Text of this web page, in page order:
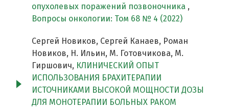
опухолевых поражений позвоночника ,
Вопросы онкологии: Том 68 № 4 (2022)
Сергей Новиков, Сергей Канаев, Роман
Новиков, Н. Ильин, М. Готовчикова, М.
Гиршович, КЛИНИЧЕСКИЙ ОПЫТ
ИСПОЛЬЗОВАНИЯ БРАХИТЕРАПИИ
ИСТОЧНИКАМИ ВЫСОКОЙ МОЩНОСТИ ДОЗЫ
ДЛЯ МОНОТЕРАПИИ БОЛЬНЫХ РАКОМ